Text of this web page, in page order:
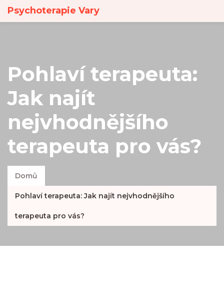
Psychoterapie Vary
Pohlaví terapeuta:
Jak najít
nejvhodnějšího
terapeuta pro vás?
Domů
Pohlaví terapeuta: Jak najít nejvhodnějšího
terapeuta pro vás?